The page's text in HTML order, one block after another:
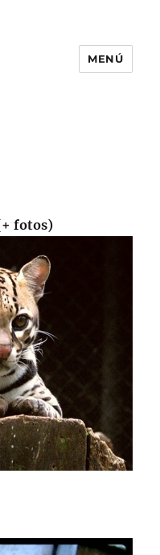
MENÚ
fotos)